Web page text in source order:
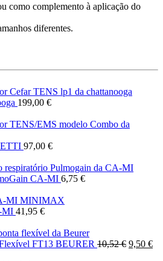
como complemento à aplicação do
diferentes.
199,00 €
97,00 €
CA-MI 6,75 €
MI 41,95 €
FT13 BEURER 10,52€ O
9,50 €O